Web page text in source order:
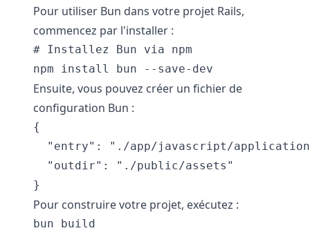
Pour utiliser Bun dans votre projet Rails,
commencez par l'installer :
# Installez Bun via npm
Ensuite, vous pouvez créer un fichier de
configuration Bun :
{
"entry": "./app/javascript/
  "outdir": "./public/assets"
Pour construire votre projet, exécutez :